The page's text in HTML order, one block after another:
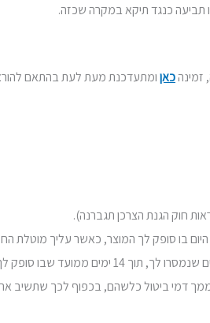
תביעה כנגד תיקא במקרה שכזה.
כאןומתעדכנת מעת לעת בהתאם
דמי ביטול כלשהם, בכפוף לכך שתשיב